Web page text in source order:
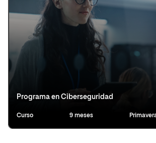
Programa en Ciberseguridad
Curso 9 meses